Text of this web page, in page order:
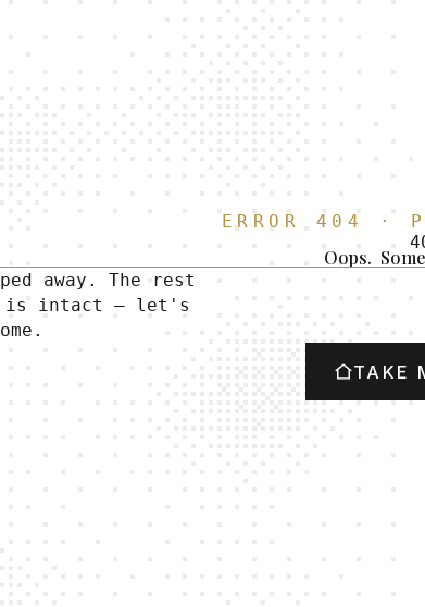
E R R O R 4 0 4 · P
4
Oops.
ped away . The rest
is intact — let ' s
ome .
TAKE